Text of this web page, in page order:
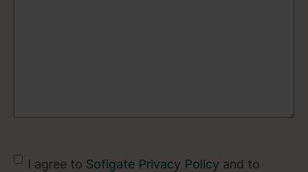
* I agree to Sofigate Privacy Policy and to